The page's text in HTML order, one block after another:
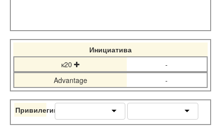
Инициатива
к20
-
Advantage
-
Привилегии